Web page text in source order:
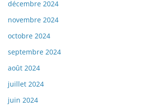
décembre 2024
novembre 2024
octobre 2024
septembre 2024
août 2024
juillet 2024
juin 2024